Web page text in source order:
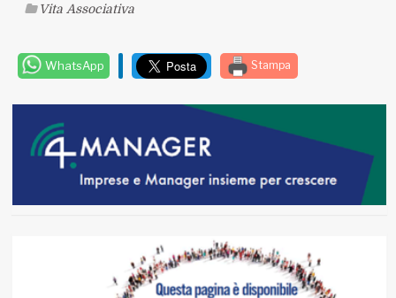
Vita Associativa
WhatsApp Stampa